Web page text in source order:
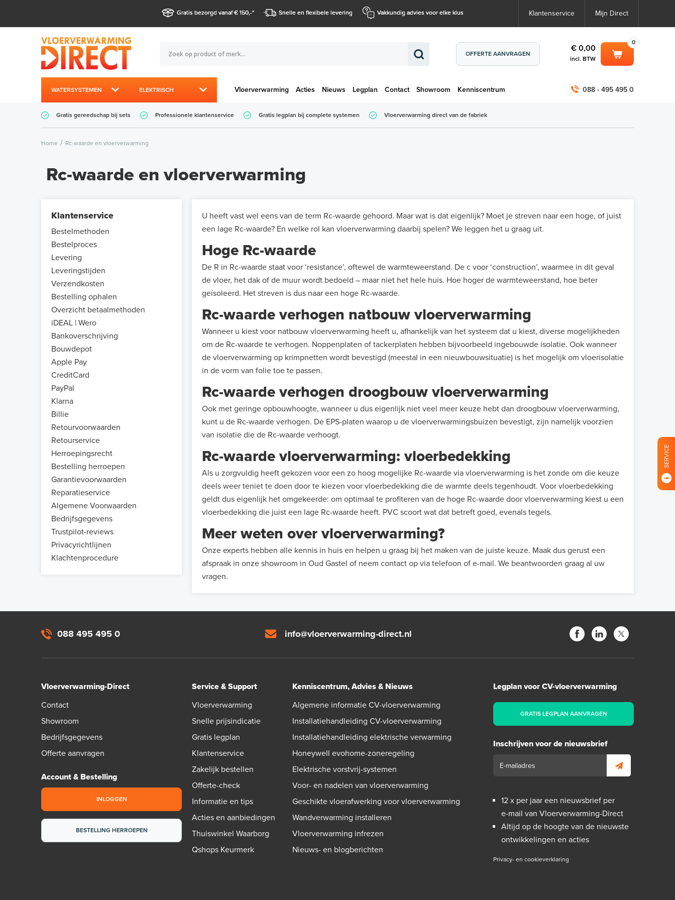
Gratis bezorgd vanaf € 150,-* Snelle en flexibele levering Vakkundig advies voor elke klus Klantenservice Mijn Direct
OFFERTE AANVRAGEN
0
€ 0,00
incl. BTW
WATERSYSTEMEN ELEKTRISCH Vloerverwarming Acties Nieuws Legplan Contact Showroom Kenniscentrum
€ 0,00 088 - 495 495 0
Gratis gereedschap bij sets Professionele klantenservice Gratis legplan bij complete systemen Vloerverwarming direct van de fabriek
Home Rc-waarde en vloerverwarming
Rc-waarde en vloerverwarming
Klantenservice
Bestelmethoden
Bestelproces
Levering
Leveringstijden
Verzendkosten
Bestelling ophalen
Overzicht betaalmethoden
iDEAL | Wero
Bankoverschrijving
Bouwdepot
Apple Pay
CreditCard
PayPal
Klarna
Billie
Retourvoorwaarden
Retourservice
Herroepingsrecht
Bestelling herroepen
Garantievoorwaarden
Reparatieservice
Algemene Voorwaarden
Bedrijfsgegevens
Trustpilot-reviews
Privacyrichtlijnen
Klachtenprocedure
U heeft vast wel eens van de term Rc-waarde gehoord. Maar wat is dat eigenlijk? Moet je streven naar een hoge, of juist
een lage Rc-waarde? En welke rol kan vloerverwarming daarbij spelen? We leggen het u graag uit.
Hoge Rc-waarde
De R in Rc-waarde staat voor ‘resistance’, oftewel de warmteweerstand. De c voor ‘construction’, waarmee in dit geval
de vloer, het dak of de muur wordt bedoeld – maar niet het hele huis. Hoe hoger de warmteweerstand, hoe beter
geïsoleerd. Het streven is dus naar een hoge Rc-waarde.
Rc-waarde verhogen natbouw vloerverwarming
Wanneer u kiest voor natbouw vloerverwarming heeft u, afhankelijk van het systeem dat u kiest, diverse mogelijkheden
om de Rc-waarde te verhogen. Noppenplaten of tackerplaten hebben bijvoorbeeld ingebouwde isolatie. Ook wanneer
de vloerverwarming op krimpnetten wordt bevestigd (meestal in een nieuwbouwsituatie) is het mogelijk om vloerisolatie
in de vorm van folie toe te passen.
Rc-waarde verhogen droogbouw vloerverwarming
Ook met geringe opbouwhoogte, wanneer u dus eigenlijk niet veel meer keuze hebt dan droogbouw vloerverwarming,
kunt u de Rc-waarde verhogen. De EPS-platen waarop u de vloerverwarmingsbuizen bevestigt, zijn namelijk voorzien
van isolatie die de Rc-waarde verhoogt.
Rc-waarde vloerverwarming: vloerbedekking
Als u zorgvuldig heeft gekozen voor een zo hoog mogelijke Rc-waarde via vloerverwarming is het zonde om die keuze
deels weer teniet te doen door te kiezen voor vloerbedekking die de warmte deels tegenhoudt. Voor vloerbedekking
geldt dus eigenlijk het omgekeerde: om optimaal te profiteren van de hoge Rc-waarde door vloerverwarming kiest u een
vloerbedekking die juist een lage Rc-waarde heeft. PVC scoort wat dat betreft goed, evenals tegels.
Meer weten over vloerverwarming?
Onze experts hebben alle kennis in huis en helpen u graag bij het maken van de juiste keuze. Maak dus gerust een
afspraak in onze showroom in Oud Gastel of neem contact op via telefoon of e-mail. We beantwoorden graag al uw
vragen.
088 495 495 0 info@vloerverwarming-direct.nl
Vloerverwarming-Direct
Contact
Showroom
Bedrijfsgegevens
Offerte aanvragen
Account & Bestelling
INLOGGEN
BESTELLING HERROEPEN
Service & Support
Vloerverwarming
Snelle prijsindicatie
Gratis legplan
Klantenservice
Zakelijk bestellen
Offerte-check
Informatie en tips
Acties en aanbiedingen
Thuiswinkel Waarborg
Qshops Keurmerk
Kenniscentrum, Advies & Nieuws
Algemene informatie CV-vloerverwarming
Installatiehandleiding CV-vloerverwarming
Installatiehandleiding elektrische verwarming
Honeywell evohome-zoneregeling
Elektrische vorstvrij-systemen
Voor- en nadelen van vloerverwarming
Geschikte vloerafwerking voor vloerverwarming
Wandverwarming installeren
Vloerverwarming infrezen
Nieuws- en blogberichten
Legplan voor CV-vloerverwarming
GRATIS LEGPLAN AANVRAGEN
Inschrijven voor de nieuwsbrief
12 x per jaar een nieuwsbrief per
e-mail van Vloerverwarming-Direct
Altijd op de hoogte van de nieuwste
ontwikkelingen en acties
Privacy- en cookieverklaring
SERVICE